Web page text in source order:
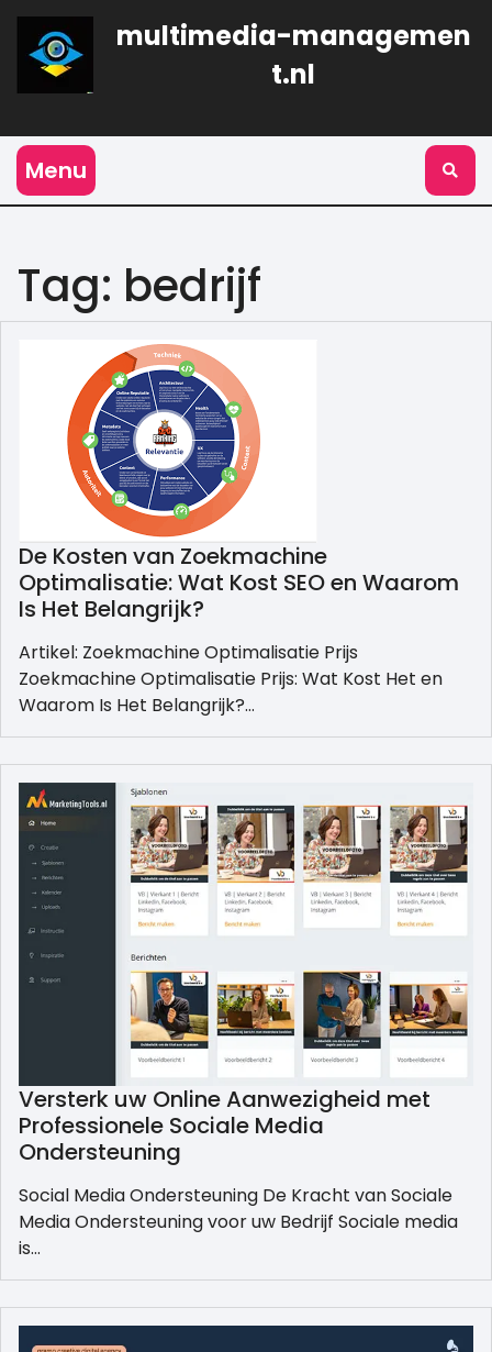
Naar
inhoud
gaan
multimedia-managemen
t.nl
Menu
Tag: bedrijf
De Kosten van Zoekmachine
Optimalisatie: Wat Kost SEO en Waarom
Is Het Belangrijk?
Artikel: Zoekmachine Optimalisatie Prijs
Zoekmachine Optimalisatie Prijs: Wat Kost Het en
Waarom Is Het Belangrijk?…
Versterk uw Online Aanwezigheid met
Professionele Sociale Media
Ondersteuning
Social Media Ondersteuning De Kracht van Sociale
Media Ondersteuning voor uw Bedrijf Sociale media
is…